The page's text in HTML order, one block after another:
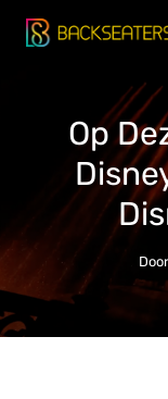
Doorgaan
naar
Op
Door